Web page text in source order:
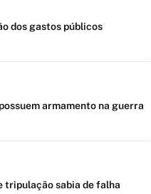
dos gastos públicos
armamento na guerra
tripulação sabia de falha